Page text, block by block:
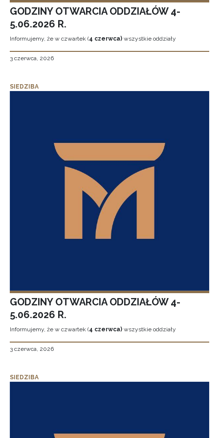
GODZINY OTWARCIA ODDZIAŁÓW 4-
5.06.2026 R.
Informujemy, że w czwartek (4 czerwca) wszystkie oddziały
3 czerwca, 2026
SIEDZIBA
GODZINY OTWARCIA ODDZIAŁÓW 4-
5.06.2026 R.
Informujemy, że w czwartek (4 czerwca) wszystkie oddziały
3 czerwca, 2026
SIEDZIBA